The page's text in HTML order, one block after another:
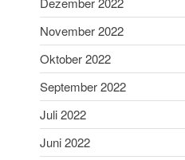
November 2022
Oktober 2022
September 2022
Juli 2022
Juni 2022